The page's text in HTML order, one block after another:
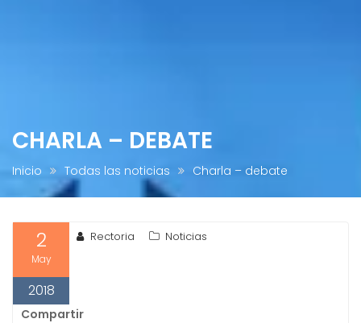
CHARLA – DEBATE
Inicio Todas las noticias Charla – debate
2
May
2018
Rectoria Noticias
Compartir